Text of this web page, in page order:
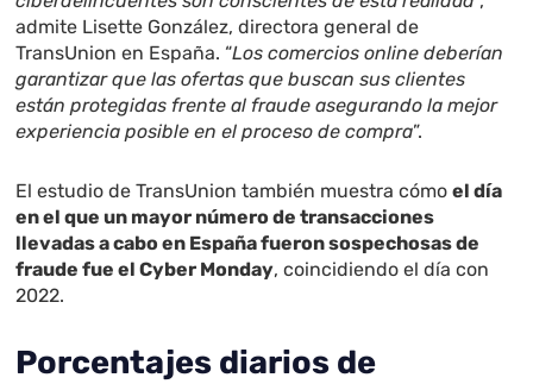
admite Lisette González, directora general de
TransUnion en España. “Los comercios online deberían
garantizar que las ofertas que buscan sus clientes
están protegidas frente al fraude asegurando la mejor
experiencia posible en el proceso de compra”.
El estudio de TransUnion también muestra cómoel día
en el que un mayor número de transacciones
llevadas a cabo en España fueron sospechosas de
fraude fue el Cyber Monday, coincidiendo el día con
2022.
Porcentajes diarios de